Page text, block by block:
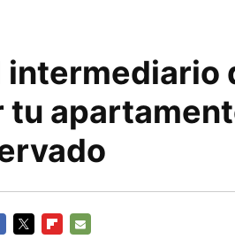
intermediario
tu